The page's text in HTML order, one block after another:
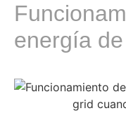
energía